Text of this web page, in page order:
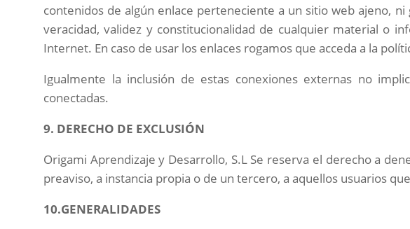
contenidos de algún enlace perteneciente a un sitio web ajeno,
veracidad, validez y constitucionalidad de cualquier material o
Internet. En caso de usar los enlaces rogamos que acceda a la
Igualmente la inclusión de estas conexiones externas no
conectadas.
9. DERECHO DE EXCLUSIÓN
Origami Aprendizaje y Desarrollo, S.L Se reserva el derecho a
preaviso, a instancia propia o de un tercero, a aquellos usuarios
10.GENERALIDADES